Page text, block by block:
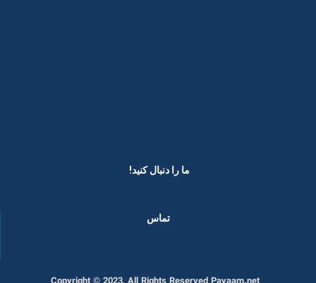
ما را دنبال کنید! ​
تماس